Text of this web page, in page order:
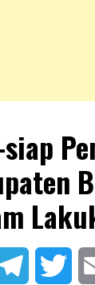
Telegram